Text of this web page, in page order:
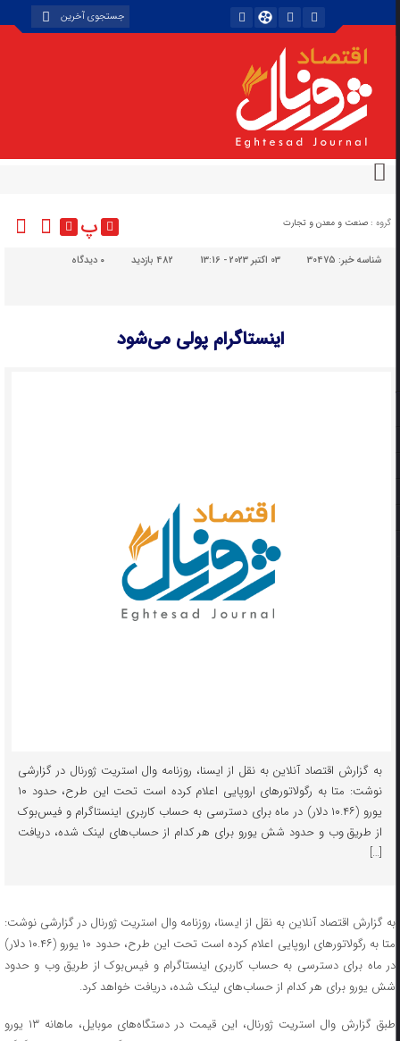
گروه : صنعت و معدن و تجارت پ
شناسه خبر:30475 03 اکتبر 2023 - 13:16 482 بازدید دیدگاه
اینستاگرام پولی می‌شود
به گزارش اقتصاد آنلاین به نقل از ایسنا، روزنامه وال استریت ژورنال در گزارشی
نوشت: متا به رگولاتورهای اروپایی اعلام کرده است تحت این طرح، حدود ۱۰
یورو (۱۰.۴۶ دلار) در ماه برای دسترسی به حساب کاربری اینستاگرام و فیس‌بوک
از طریق وب و حدود شش یورو برای هر کدام از حساب‌های لینک شده، دریافت
[…]
به گزارش اقتصاد آنلاین به نقل از ایسنا، روزنامه وال استریت ژورنال در گزارشی نوشت:
متا به رگولاتورهای اروپایی اعلام کرده است تحت این طرح، حدود ۱۰ یورو (۱۰.۴۶ دلار)
در ماه برای دسترسی به حساب کاربری اینستاگرام و فیس‌بوک از طریق وب و حدود
شش یورو برای هر کدام از حساب‌های لینک شده، دریافت خواهد کرد.
طبق گزارش وال استریت ژورنال، این قیمت در دستگاه‌های موبایل، ماهانه ۱۳ یورو